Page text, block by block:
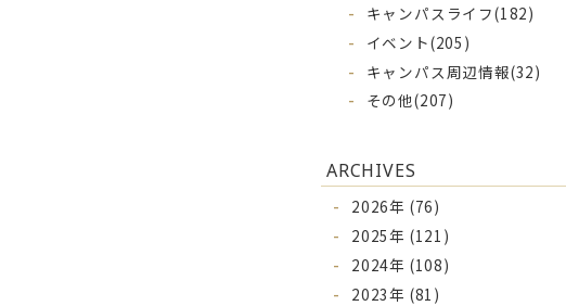
キャンパスライフ(182)
イベント(205)
キャンパス周辺情報(32)
その他(207)
ARCHIVES
2026年 (76)
2025年 (121)
2024年 (108)
2023年 (81)